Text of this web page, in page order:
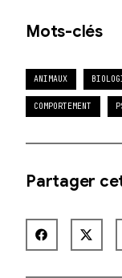
Mots-clés
ANIMAUX
COMPORTEMENT
Partager